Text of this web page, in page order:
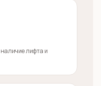
лифта и